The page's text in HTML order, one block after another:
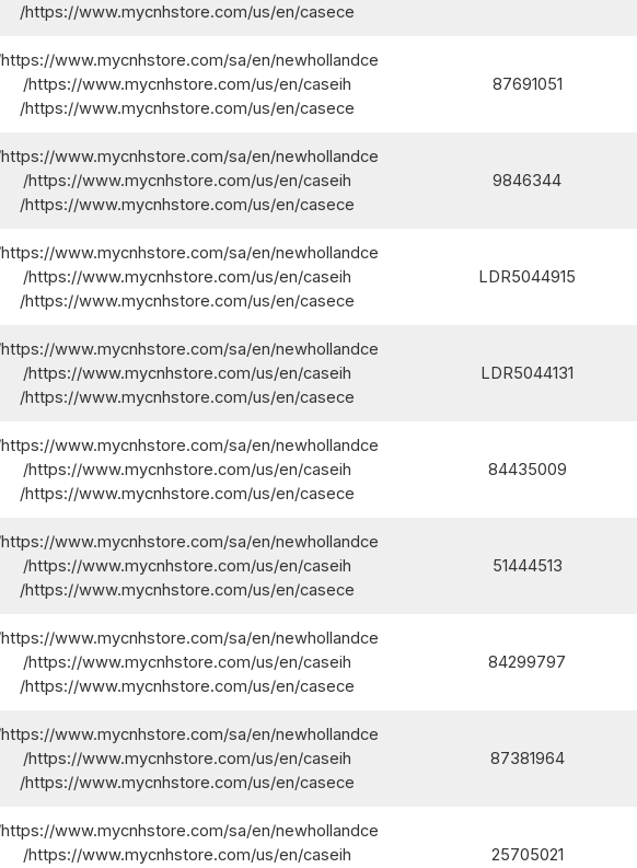
https://www.mycnhstore.com/us/en/casece/
87691051
https://www.mycnhstore.com/sa/en/newhollandce/
https://www.mycnhstore.com/us/en/caseih/
https://www.mycnhstore.com/us/en/casece/
9846344
https://www.mycnhstore.com/sa/en/newhollandce/
https://www.mycnhstore.com/us/en/caseih/
https://www.mycnhstore.com/us/en/casece/
LDR5044915
https://www.mycnhstore.com/sa/en/newhollandce/
https://www.mycnhstore.com/us/en/caseih/
https://www.mycnhstore.com/us/en/casece/
LDR5044131
https://www.mycnhstore.com/sa/en/newhollandce/
https://www.mycnhstore.com/us/en/caseih/
https://www.mycnhstore.com/us/en/casece/
84435009
https://www.mycnhstore.com/sa/en/newhollandce/
https://www.mycnhstore.com/us/en/caseih/
https://www.mycnhstore.com/us/en/casece/
51444513
https://www.mycnhstore.com/sa/en/newhollandce/
https://www.mycnhstore.com/us/en/caseih/
https://www.mycnhstore.com/us/en/casece/
84299797
https://www.mycnhstore.com/sa/en/newhollandce/
https://www.mycnhstore.com/us/en/caseih/
https://www.mycnhstore.com/us/en/casece/
87381964
https://www.mycnhstore.com/sa/en/newhollandce/
https://www.mycnhstore.com/us/en/caseih/
https://www.mycnhstore.com/us/en/casece/
25705021
https://www.mycnhstore.com/sa/en/newhollandce/
https://www.mycnhstore.com/us/en/caseih/